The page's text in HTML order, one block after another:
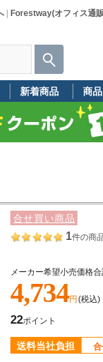
| Forestway(オフィス通
新着商品 商
合せ買い商品
1件の商
メーカー希望小売価格
4,734円 (税込)
22ポイント
送料当社負担